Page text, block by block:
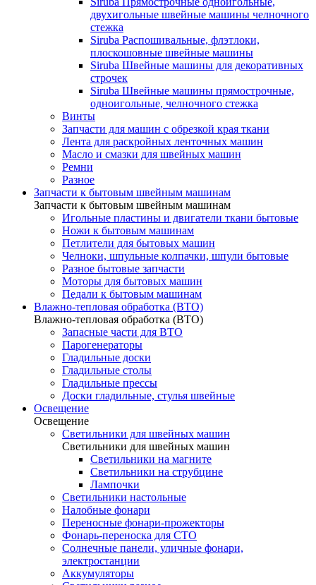
двухигольные швейные машины челночного
стежка
Siruba Распошивальные, флэтлоки,
плоскошовные швейные машины
Siruba Швейные машины для декоративных
строчек
Siruba Швейные машины прямострочные,
одноигольные, челночного стежка
Винты
Запчасти для машин с обрезкой края ткани
Лента для раскройных ленточных машин
Масло и смазки для швейных машин
Ремни
Разное
Запчасти к бытовым швейным машинам
Запчасти к бытовым швейным машинам
Игольные пластины и двигатели ткани бытовые
Ножи к бытовым машинам
Петлители для бытовых машин
Челноки, шпульные колпачки, шпули бытовые
Разное бытовые запчасти
Моторы для бытовых машин
Педали к бытовым машинам
Влажно-тепловая обработка (ВТО)
Влажно-тепловая обработка (ВТО)
Запасные части для ВТО
Парогенераторы
Гладильные доски
Гладильные столы
Гладильные прессы
Доски гладильные, стулья швейные
Освещение
Освещение
Светильники для швейных машин
Светильники для швейных машин
Светильники на магните
Светильники на струбцине
Лампочки
Светильники настольные
Налобные фонари
Переносные фонари-прожекторы
Фонарь-переноска для СТО
Солнечные панели, уличные фонари,
электростанции
Аккумуляторы